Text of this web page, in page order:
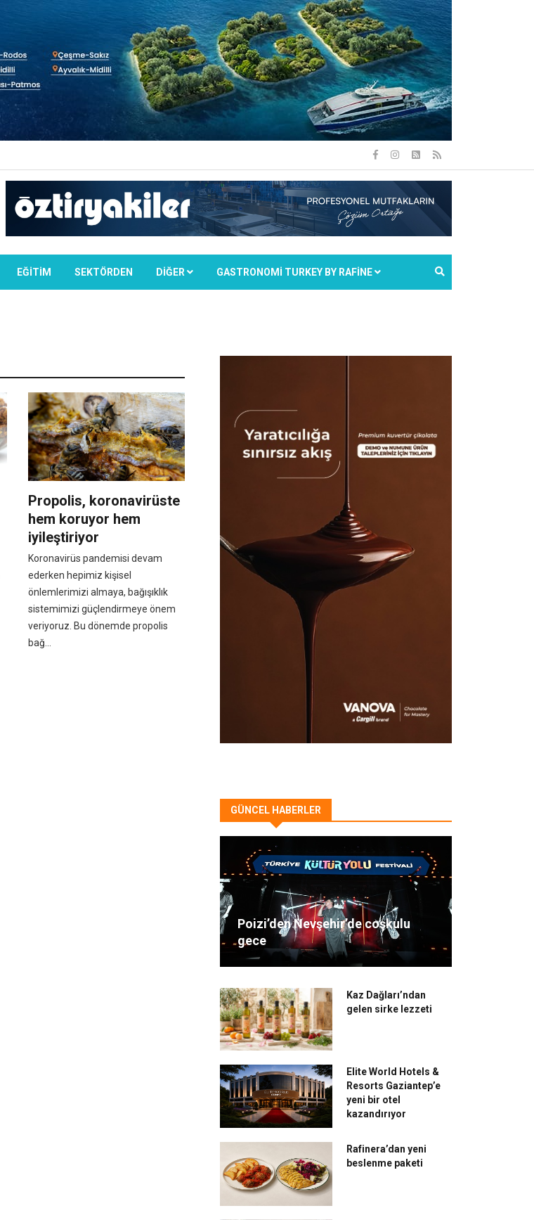
EĞİTİM SEKTÖRDEN DIĞER GASTRONOMİ TURKEY BY RAFİNE
Propolis, koronavirüste
hem koruyor hem
iyileştiriyor
Koronavirüs pandemisi devam
ederken hepimiz kişisel
önlemlerimizi almaya, bağışıklık
sistemimizi güçlendirmeye önem
veriyoruz. Bu dönemde propolis
bağ...
GÜNCEL HABERLER
Poizi’den Nevşehir’de coşkulu
gece
Kaz Dağları’ndan
gelen sirke lezzeti
Elite World Hotels &
Resorts Gaziantep’e
yeni bir otel
kazandırıyor
Rafinera’dan yeni
beslenme paketi